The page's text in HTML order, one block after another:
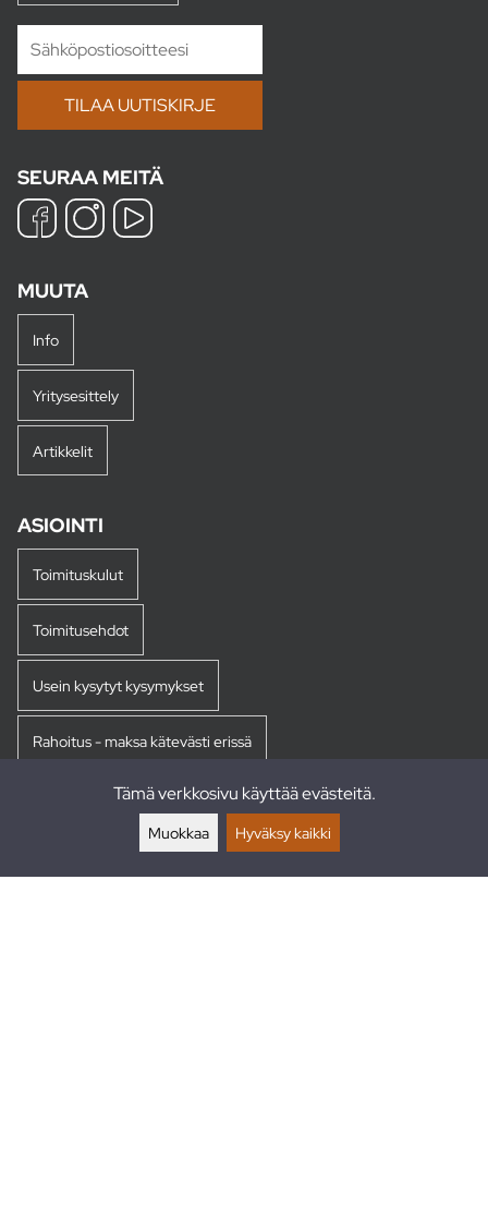
SEURAA MEITÄ
MUUTA
Info
Yritysesittely
Artikkelit
ASIOINTI
Toimituskulut
Toimitusehdot
Usein kysytyt kysymykset
Rahoitus - maksa kätevästi erissä
Tämä verkkosivu käyttää evästeitä.
Muokkaa Hyväksy kaikki